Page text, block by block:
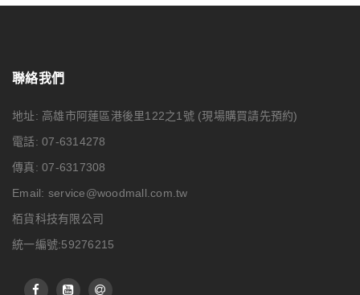
聯絡我們
地址: 高雄市阿蓮區港後里122之1號 (現場購買請先預約)
電話: 07-6314278
傳真: 07-6317308
Email: service@woodmall.com.tw
栢貨科技有限公司
統一編號:59276215